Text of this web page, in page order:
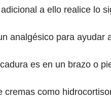
a ello realice lo
analgésico para ayudar
es en un brazo o
cremas como